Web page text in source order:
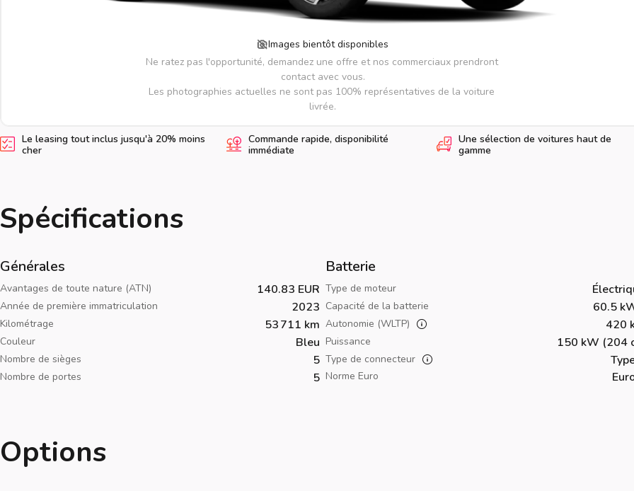
Images bientôt disponibles
Ne ratez pas l'opportunité, demandez une offre et nos commerciaux prendront
contact avec vous.
Les photographies actuelles ne sont pas 100% représentatives de la voiture
livrée.
Le leasing tout inclus jusqu'à 20% moins
cher
Commande rapide, disponibilité
immédiate
Une sélection de voitures haut de
gamme
Spécifications
Générales
Avantages de toute nature (ATN) 140.83 EUR
Année de première immatriculation 2023
Kilométrage 53 711 km
Couleur Bleu
Nombre de sièges 5
Nombre de portes 5
Batterie
Type de moteur
Capacité de la batterie 60.5
Autonomie (WLTP) 420
Puissance 150 kW (204
Type de connecteur
Norme Euro
Options